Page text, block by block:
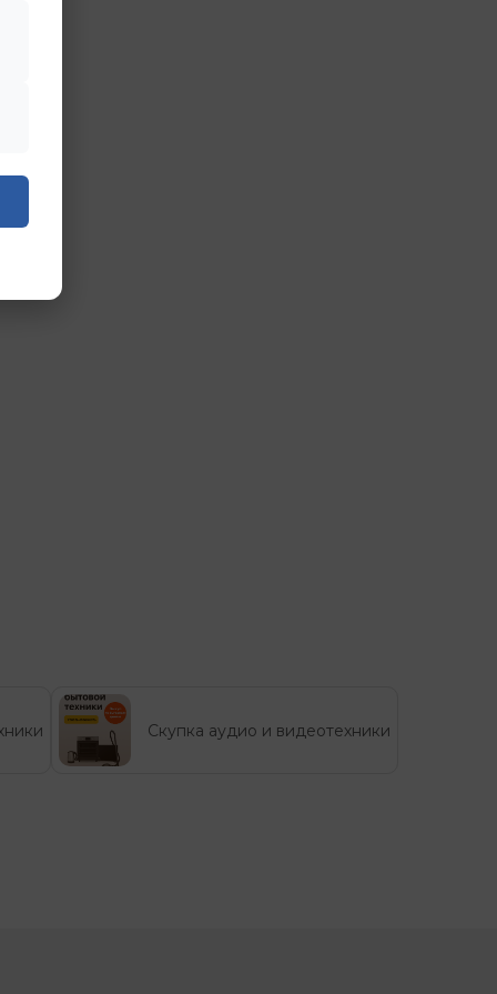
Скупка аудио и видеотехники